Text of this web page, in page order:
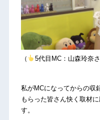
（ 5代目MC：山森玲奈さ
私がMCになってからの収
もらった皆さん快く取材
す。